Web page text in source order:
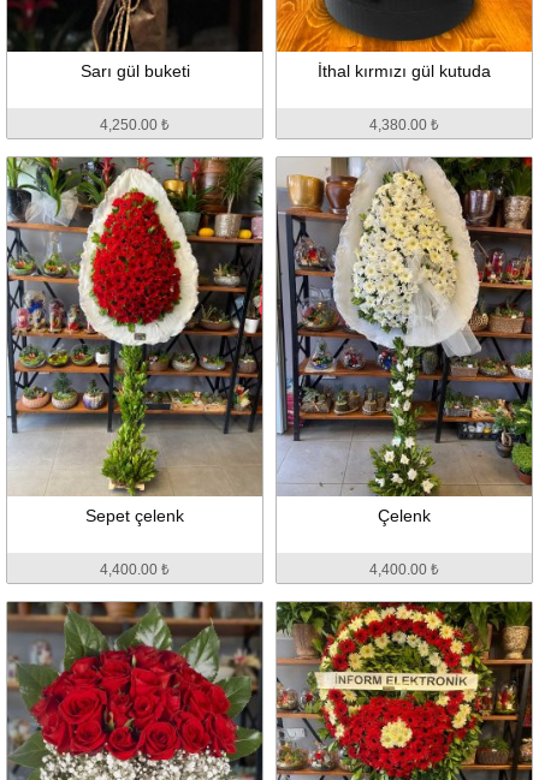
Sarı gül buketi
4,250.00 ₺
İthal kırmızı gül kutuda
4,380.00 ₺
Sepet çelenk
4,400.00 ₺
Çelenk
4,400.00 ₺